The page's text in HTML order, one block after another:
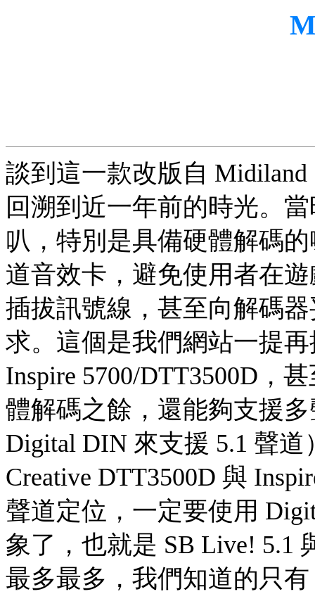
談到這一款改版自 Midiland
回溯到近一年前的時光。
叭，特別是具備硬體解碼
道音效卡，避免使用者在
插拔訊號線，甚至向解碼
求。這個是我們網站一提
Inspire 5700/DTT3500D，
體解碼之餘，還能夠支援
Digital DIN 來支援 5.1 聲
Creative DTT3500D 與
聲道定位，一定要使用
象了，也就是 SB Live! 5.1
最多最多，我們知道的只